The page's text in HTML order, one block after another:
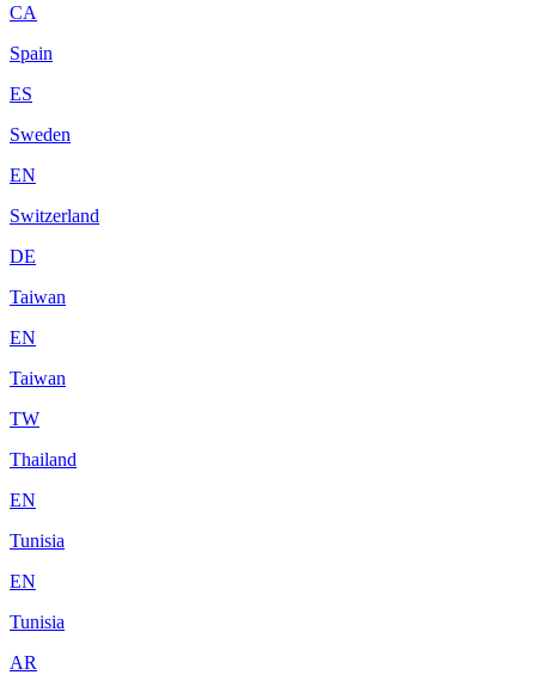
CA
Spain
ES
Sweden
EN
Switzerland
DE
Taiwan
EN
Taiwan
TW
Thailand
EN
Tunisia
EN
Tunisia
AR